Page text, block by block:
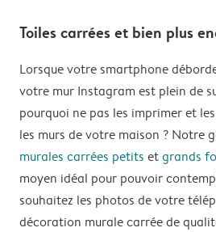
Toiles carrées et bien plus
Lorsque votre smartphone
votre mur Instagram est plein de
pourquoi ne pas les imprimer et
les murs de votre maison ? Notre
murales carrées petits etgrands
moyen idéal pour pouvoir
souhaitez les photos de votre
décoration murale carrée de